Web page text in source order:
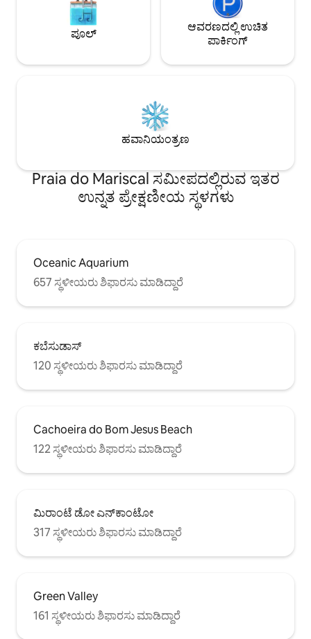
ಪೂಲ್
ಆವರಣದಲ್ಲಿ ಉಚಿತ
ಪಾರ್ಕಿಂಗ್
ಹವಾನಿಯಂತ್ರಣ
Praia do Mariscal ಸಮೀಪದಲ್ಲಿರುವ ಇತರ
ಉನ್ನತ ಪ್ರೇಕ್ಷಣೀಯ ಸ್ಥಳಗಳು
Oceanic Aquarium
657 ಸ್ಥಳೀಯರು ಶಿಫಾರಸು ಮಾಡಿದ್ದಾರೆ
ಕಬೆಸುಡಾಸ್
120 ಸ್ಥಳೀಯರು ಶಿಫಾರಸು ಮಾಡಿದ್ದಾರೆ
Cachoeira do Bom Jesus Beach
122 ಸ್ಥಳೀಯರು ಶಿಫಾರಸು ಮಾಡಿದ್ದಾರೆ
ಮಿರಾಂಟೆ ಡೋ ಎನ್‌ಕಾಂಟೋ
317 ಸ್ಥಳೀಯರು ಶಿಫಾರಸು ಮಾಡಿದ್ದಾರೆ
Green Valley
161 ಸ್ಥಳೀಯರು ಶಿಫಾರಸು ಮಾಡಿದ್ದಾರೆ